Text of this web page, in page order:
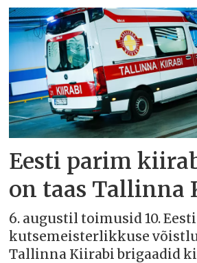
Eesti parim
on taas Tallinna
6. augustil toimusid 10.
kutsemeisterlikkuse
Tallinna Kiirabi brigaadid